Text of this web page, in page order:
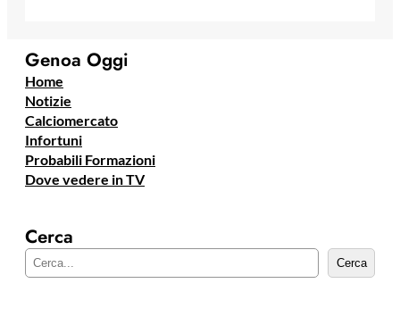
Genoa Oggi
Home
Notizie
Calciomercato
Infortuni
Probabili Formazioni
Dove vedere in TV
Cerca
e
Cerca